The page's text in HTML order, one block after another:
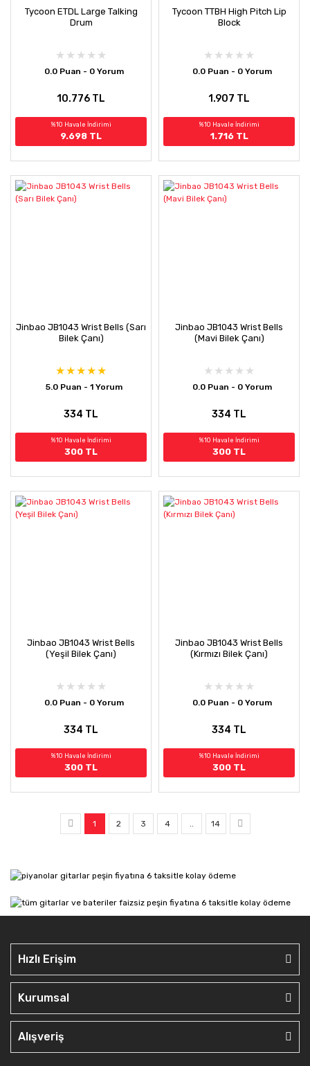
Tycoon ETDL Large Talking
Drum
0.0 Puan - 0 Yorum
10.776 TL
%10 Havale İndirimi
9.698 TL
Tycoon TTBH High Pitch Lip
Block
0.0 Puan - 0 Yorum
1.907 TL
%10 Havale İndirimi
1.716 TL
Jinbao JB1043 Wrist Bells (Sarı
Bilek Çanı)
5.0 Puan - 1 Yorum
334 TL
%10 Havale İndirimi
300 TL
Jinbao JB1043 Wrist Bells
(Mavi Bilek Çanı)
0.0 Puan - 0 Yorum
334 TL
%10 Havale İndirimi
300 TL
Jinbao JB1043 Wrist Bells
(Yeşil Bilek Çanı)
0.0 Puan - 0 Yorum
334 TL
%10 Havale İndirimi
300 TL
Jinbao JB1043 Wrist Bells
(Kırmızı Bilek Çanı)
0.0 Puan - 0 Yorum
334 TL
%10 Havale İndirimi
300 TL
1 2 3 4 .. 14
Hızlı Erişim
Kurumsal
Alışveriş